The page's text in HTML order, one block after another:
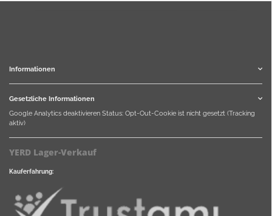
Informationen
Gesetzliche Informationen
Google Analytics deaktivieren Status: Opt-Out-Cookie ist nicht gesetzt (Tracking
aktiv)
YERD Lager-Verkauf
Kauferfahrung: